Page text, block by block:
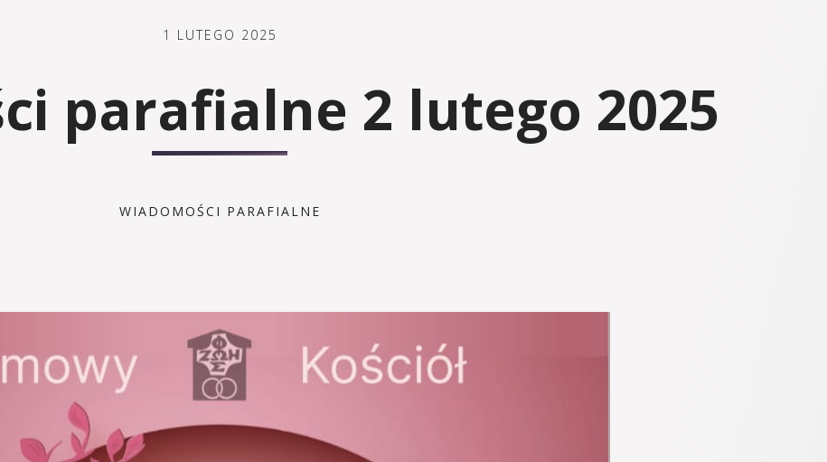
1 LUTEGO 2025
parafialne 2 lutego 2025
WIADOMOŚCI PARAFIALNE